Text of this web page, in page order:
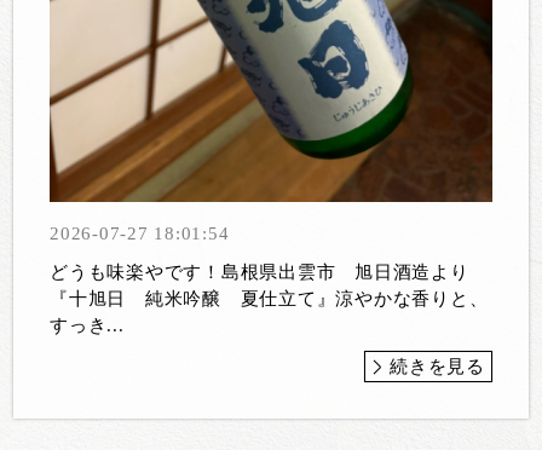
2026-07-27 18:01:54
どうも味楽やです！島根県出雲市 旭日酒造より
『十旭日 純米吟醸 夏仕立て』涼やかな香りと、
すっき...
続きを見る